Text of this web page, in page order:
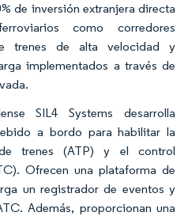
de inversión extranjera directa
como corredores
trenes de alta velocidad y
implementados a través de
SIL4 Systems desarrolla
a bordo para habilitar la
trenes (ATP) y el control
Ofrecen una plataforma de
un registrador de eventos y
Además, proporcionan una